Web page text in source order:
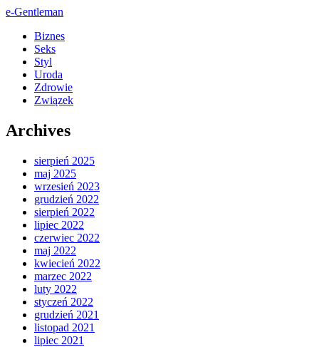
e-Gentleman
Biznes
Seks
Styl
Uroda
Zdrowie
Związek
Archives
sierpień 2025
maj 2025
wrzesień 2023
grudzień 2022
sierpień 2022
lipiec 2022
czerwiec 2022
maj 2022
kwiecień 2022
marzec 2022
luty 2022
styczeń 2022
grudzień 2021
listopad 2021
lipiec 2021